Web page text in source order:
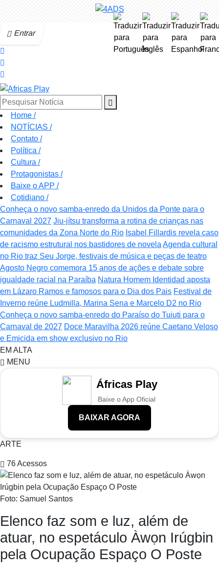
Entrar
Pesquisar Notícia
Home /
NOTÍCIAS /
Contato /
Política /
Cultura /
Protagonistas /
Baixe o APP /
Cotidiano /
Conheça o novo samba-enredo da Unidos da Ponte para o
Carnaval 2027 Jiu-jítsu transforma a rotina de crianças nas
comunidades da Zona Norte do Rio Isabel Fillardis revela caso
de racismo estrutural nos bastidores de novela Agenda cultural
no Rio traz Seu Jorge, festivais de música e peças de teatro
Agosto Negro comemora 15 anos de ações e debate sobre
igualdade racial na Paraíba Natura Homem Identidad aposta
em Lázaro Ramos e famosos para o Dia dos Pais Festival de
Inverno reúne Ludmilla, Marina Sena e Marcelo D2 no Rio
Conheça o novo samba-enredo do Paraíso do Tuiuti para o
Carnaval de 2027 Doce Maravilha 2026 reúne Caetano Veloso
e Emicida em show exclusivo no Rio
EM ALTA
MENU
Áfricas Play
Baixe o App Oficial
BAIXAR AGORA
ARTE
76Acessos
Foto: Samuel Santos
Elenco faz som e luz, além de
atuar, no espetáculo Àwọn Irúgbin
pela Ocupação Espaço O Poste